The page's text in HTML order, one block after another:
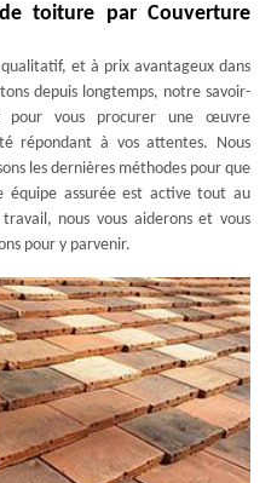
toiture par Couverture
et à prix avantageux dans
depuis longtemps, notre savoir-
pour vous procurer une œuvre
répondant à vos attentes. Nous
les dernières méthodes pour que
assurée est active tout au
nous vous aiderons et vous
pour y parvenir.